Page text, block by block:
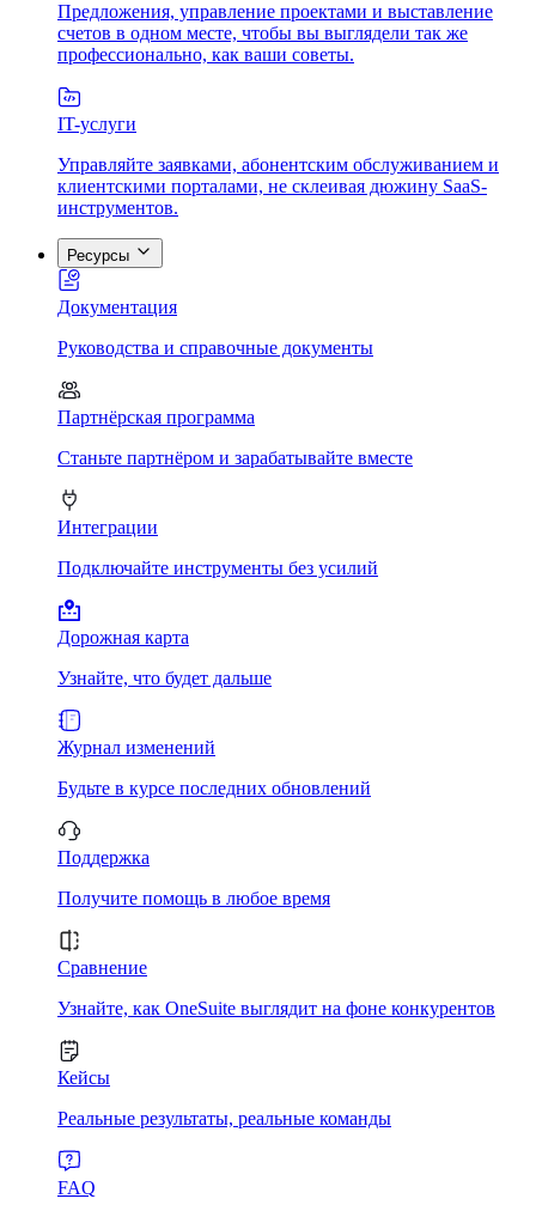
Предложения, управление проектами и выставление
счетов в одном месте, чтобы вы выглядели так же
профессионально, как ваши советы.
IT-услуги
Управляйте заявками, абонентским обслуживанием и
клиентскими порталами, не склеивая дюжину SaaS-
инструментов.
Ресурсы
Документация
Руководства и справочные документы
Партнёрская программа
Станьте партнёром и зарабатывайте вместе
Интеграции
Подключайте инструменты без усилий
Дорожная карта
Узнайте, что будет дальше
Журнал изменений
Будьте в курсе последних обновлений
Поддержка
Получите помощь в любое время
Сравнение
Узнайте, как OneSuite выглядит на фоне конкурентов
Кейсы
Реальные результаты, реальные команды
FAQ